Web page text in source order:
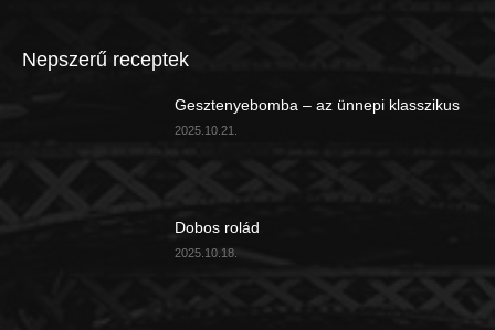
Nepszerű receptek
Gesztenyebomba – az ünnepi klasszikus
2025.10.21.
Dobos rolád
2025.10.18.